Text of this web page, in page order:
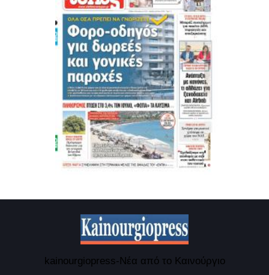
kainourgiopress-Νέα από το Καινούργιο